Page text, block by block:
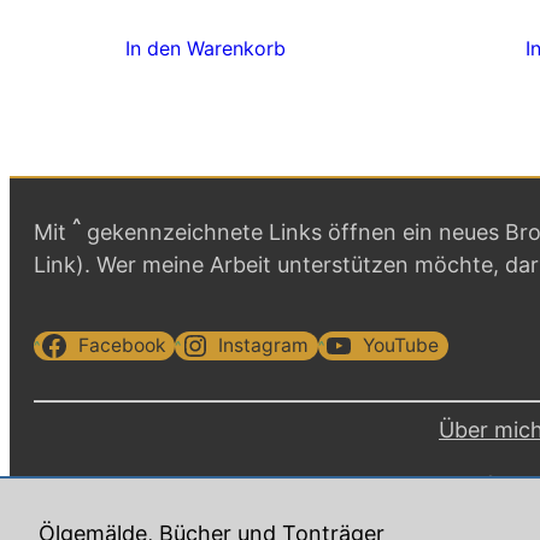
Ölgemälde, Bücher und Tonträger
In den Warenkorb
Mit ^ gekennzeichnete Links öffnen ein neues
Link). Wer meine Arbeit unterstützen möchte,
Facebook Instagram YouTube
Über